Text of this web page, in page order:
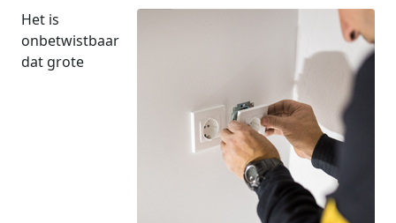
Het is
onbetwistbaar
dat grote